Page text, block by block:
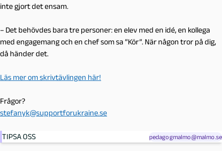
inte gjort det ensam.
– Det behövdes bara tre personer: en elev med en idé, en kollega
med engagemang och en chef som sa ”Kör”. När någon tror på dig,
då händer det.
Läs mer om skrivtävlingen här!
Frågor?
stefanyk@supportforukraine.se
TIPSA OSS pedagogmalmo@malmo.se